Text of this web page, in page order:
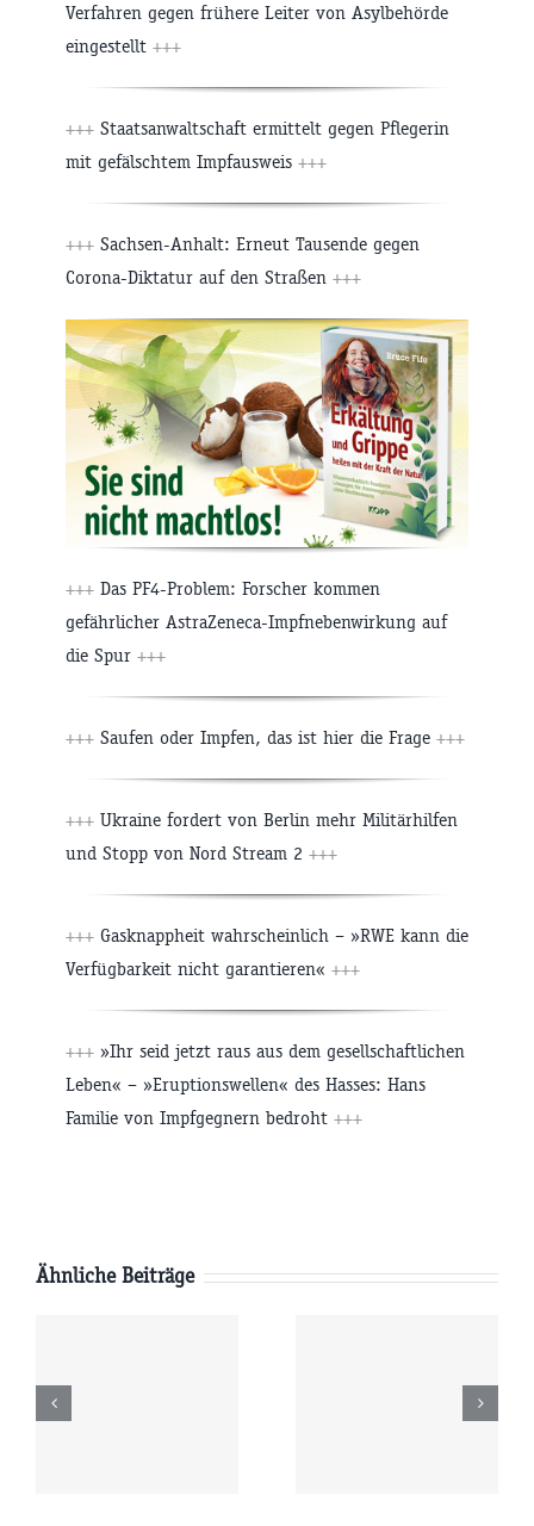
Verfahren gegen frühere Leiter von Asylbehörde
eingestellt +++
+++ Staatsanwaltschaft ermittelt gegen Pflegerin
mit gefälschtem Impfausweis +++
+++ Sachsen-Anhalt: Erneut Tausende gegen
Corona-Diktatur auf den Straßen +++
+++ Das PF4-Problem: Forscher kommen
gefährlicher AstraZeneca-Impfnebenwirkung auf
die Spur +++
+++ Saufen oder Impfen, das ist hier die Frage +++
+++ Ukraine fordert von Berlin mehr Militärhilfen
und Stopp von Nord Stream 2 +++
+++ Gasknappheit wahrscheinlich – »RWE kann die
Verfügbarkeit nicht garantieren« +++
+++ »Ihr seid jetzt raus aus dem gesellschaftlichen
Leben« – »Eruptionswellen« des Hasses: Hans
Familie von Impfgegnern bedroht +++
Ähnliche Beiträge
Mittwoch
05.08.2026